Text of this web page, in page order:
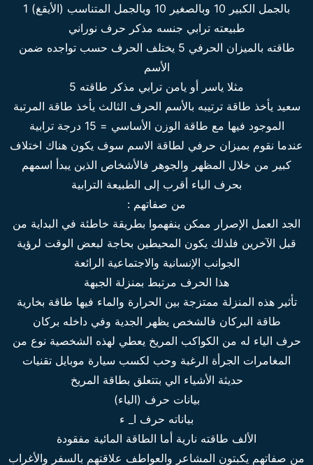
بالجمل الكبير 10 وبالصغير 10 وبالجمل المتناسب (الأيقغ) 1
طبيعته ترابي جنسه مذكر حرف نوراني
طاقته بالميزان الحرفي 5 يختلف الحرف حسب تواجده ضمن
الأسم
مثلا ياسر أو يامن ترابي مذكر طاقته 5
سعيد يأخذ طاقة ترتيبه بالأسم الحرف الثالث يأخذ طاقة المرتبة
الموجود فيها مع طاقة الوزن الأساسي = 15 درجة ترابية
عندما نقوم بميزان حرفي لطاقة الاسم سوف يكون هناك اختلاف
كبير من خلال المظهر والجوهر فالأشخاص الذين يبدأ اسمهم
بحرف الياء أقرب إلى الطبيعة الترابية
من صفاتهم :
الجد العمل الإصرار ممكن ينفهموا بطريقة خاطئة في البداية من
قبل الآخرين فلذلك يكون المحيطين بحاجة لبعض الوقت لرؤية
الجوانب الإنسانية والاجتماعية الرائعة
هذا الحرف مرتبط بمنزلة الجبهة
تأثير هذه المنزلة ممتزجة بين الحرارة والماء فيها طاقة بخارية
طاقة البركان فالشخص يظهر الجدية وفي داخله بركان
حرف الياء له من الكواكب المريخ يعطي لهذه الشخصية نوع من
المغامرات الجرأة الرغبة وحب لكسب سيارة موبايل تقنيات
حديثة الأشياء الي بتتعلق بطاقة المريخ
بيانات حرف (الياء)
بياناته حرف ا_ ء
الألف طاقته نارية أما الطاقة المائية مفقودة
من صفاتهم يكبتون المشاعر والعواطف علاقتهم بالسفر والأغراب